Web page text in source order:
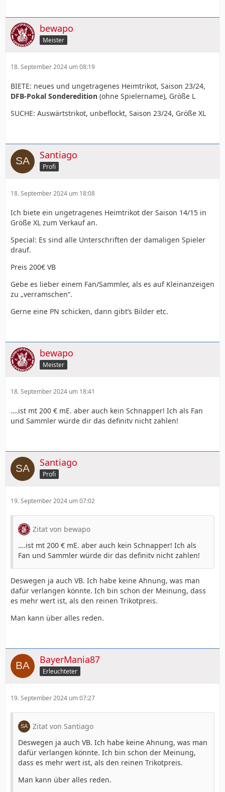
bewapo
Meister
18. September 2024 um 08:19
BIETE: neues und ungetragenes Heimtrikot, Saison 23/24,
DFB-Pokal Sonderedition (ohne Spielername), Größe L
SUCHE: Auswärtstrikot, unbeflockt, Saison 23/24, Größe XL
Santiago
Profi
18. September 2024 um 18:08
Ich biete ein ungetragenes Heimtrikot der Saison 14/15 in
Größe XL zum Verkauf an.
Special: Es sind alle Unterschriften der damaligen Spieler
drauf.
Preis 200€ VB
Gebe es lieber einem Fan/Sammler, als es auf Kleinanzeigen
zu „verramschen“.
Gerne eine PN schicken, dann gibt’s Bilder etc.
bewapo
Meister
18. September 2024 um 18:41
….ist mt 200 € mE. aber auch kein Schnapper! Ich als Fan
und Sammler würde dir das definitv nicht zahlen!
Santiago
Profi
19. September 2024 um 07:02
Zitat von bewapo
….ist mt 200 € mE. aber auch kein Schnapper! Ich als
Fan und Sammler würde dir das definitv nicht zahlen!
Deswegen ja auch VB. Ich habe keine Ahnung, was man
dafür verlangen könnte. Ich bin schon der Meinung, dass
es mehr wert ist, als den reinen Trikotpreis.
Man kann über alles reden.
BayerMania87
Erleuchteter
19. September 2024 um 07:27
Zitat von Santiago
Deswegen ja auch VB. Ich habe keine Ahnung, was man
dafür verlangen könnte. Ich bin schon der Meinung,
dass es mehr wert ist, als den reinen Trikotpreis.
Man kann über alles reden.